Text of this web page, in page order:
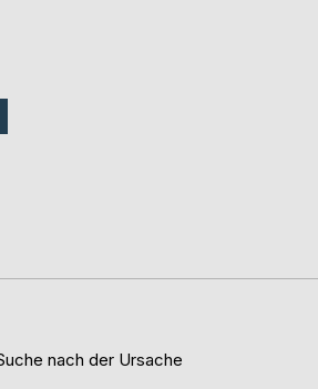
nach der Ursache